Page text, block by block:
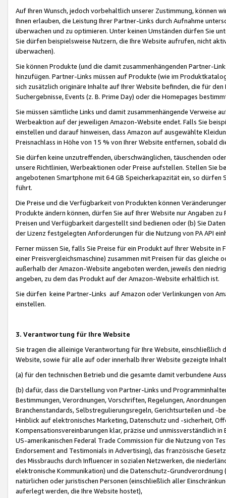
Auf Ihren Wunsch, jedoch vorbehaltlich unserer Zustimmung, können
Ihnen erlauben, die Leistung Ihrer Partner-Links durch Aufnahme
überwachen und zu optimieren. Unter keinen Umständen dürfen Sie
Sie dürfen beispielsweise Nutzern, die Ihre Website aufrufen, nicht
überwachen).
Sie können Produkte (und die damit zusammenhängenden Partner-
hinzufügen. Partner-Links müssen auf Produkte (wie im
sich zusätzlich originäre Inhalte auf Ihrer Website befinden, die für
Suchergebnisse, Events (z. B. Prime Day) oder die Homepages
Sie müssen sämtliche Links und damit zusammenhängende
Werbeaktion auf der jeweiligen Amazon-Website endet. Falls Sie
einstellen und darauf hinweisen, dass Amazon auf ausgewählte
Preisnachlass in Höhe von 15 % von Ihrer Website entfernen, sobald
Sie dürfen keine unzutreffenden, überschwänglichen, täuschenden
unsere Richtlinien, Werbeaktionen oder Preise aufstellen. Stellen Sie
angebotenen Smartphone mit 64 GB Speicherkapazität ein, so dürfen
führt.
Die Preise und die Verfügbarkeit von Produkten können
Produkte ändern können, dürfen Sie auf Ihrer Website nur Angaben
Preisen und Verfügbarkeit dargestellt sind bedienen oder (b) Sie
der Lizenz festgelegten Anforderungen für die Nutzung von PA API
Ferner müssen Sie, falls Sie Preise für ein Produkt auf Ihrer Website
einer Preisvergleichsmaschine) zusammen mit Preisen für das
außerhalb der Amazon-Website angeboten werden, jeweils den
angeben, zu dem das Produkt auf der Amazon-Website erhältlich ist.
Sie dürfen keine Partner-Links auf Amazon oder Verlinkungen von
einstellen.
3. Verantwortung für Ihre Website
Sie tragen die alleinige Verantwortung für Ihre Website,
Website, sowie für alle auf oder innerhalb Ihrer Website gezeigte
(a) für den technischen Betrieb und die gesamte damit verbundene
(b) dafür, dass die Darstellung von Partner-Links und
Bestimmungen, Verordnungen, Vorschriften, Regelungen,
Branchenstandards, Selbstregulierungsregeln, Gerichtsurteilen und -
Hinblick auf elektronisches Marketing, Datenschutz und -sicherheit,
Kompensationsvereinbarungen klar, präzise und unmissverständlich
US-amerikanischen Federal Trade Commission für die Nutzung von
Endorsement and Testimonials in Advertising), das französische
des Missbrauchs durch Influencer in sozialen Netzwerken, die
elektronische Kommunikation) und die Datenschutz-
natürlichen oder juristischen Personen (einschließlich aller
auferlegt werden, die Ihre Website hostet),